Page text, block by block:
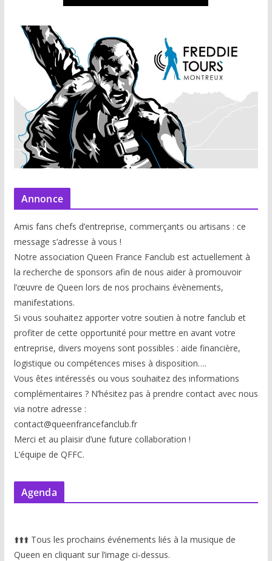
Annonce
Amis fans chefs d’entreprise, commerçants ou artisans : ce
message s’adresse à vous !
Notre association Queen France Fanclub est actuellement à
la recherche de sponsors afin de nous aider à promouvoir
l’œuvre de Queen lors de nos prochains évènements,
manifestations.
Si vous souhaitez apporter votre soutien à notre fanclub et
profiter de cette opportunité pour mettre en avant votre
entreprise, divers moyens sont possibles : aide financière,
logistique ou compétences mises à disposition….
Vous êtes intéressés ou vous souhaitez des informations
complémentaires ? N’hésitez pas à prendre contact avec nous
via notre adresse :
contact@queenfrancefanclub.fr
Merci et au plaisir d’une future collaboration !
L’équipe de QFFC.
Agenda
⬆️⬆️⬆️ Tous les prochains événements liés à la musique de
Queen en cliquant sur l’image ci-dessus.